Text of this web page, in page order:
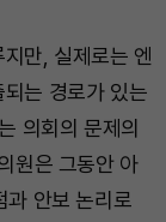
만, 실제로는 엔
는 경로가 있는
의회의 문제의
원은 그동안 아
과 안보 논리로